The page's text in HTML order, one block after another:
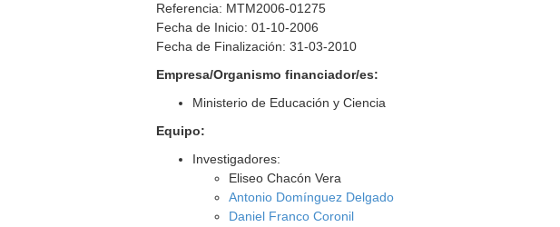
Referencia: MTM2006-01275
Fecha de Inicio: 01-10-2006
Fecha de Finalización: 31-03-2010
Empresa/Organismo financiador/es:
Ministerio de Educación y Ciencia
Equipo:
Investigadores:
Eliseo Chacón Vera
Antonio Domínguez Delgado
Daniel Franco Coronil